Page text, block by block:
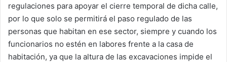
regulaciones para apoyar el cierre temporal de dicha calle,
por lo que solo se permitirá el paso regulado de las
personas que habitan en ese sector, siempre y cuando los
funcionarios no estén en labores frente a la casa de
habitación, ya que la altura de las excavaciones impide el